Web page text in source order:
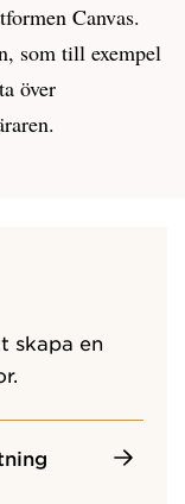
Canvas.
som till exempel
över
skapa en